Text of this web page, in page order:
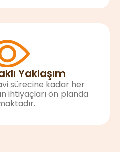
Yaklaşım
sürecine kadar her
ihtiyaçları ön planda